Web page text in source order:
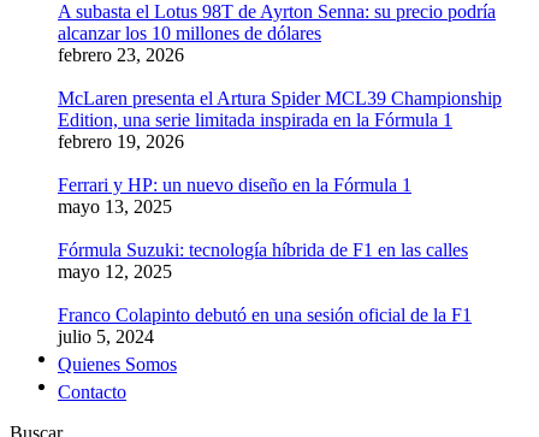
A subasta el Lotus 98T de Ayrton Senna: su precio podría
alcanzar los 10 millones de dólares
febrero 23, 2026
McLaren presenta el Artura Spider MCL39 Championship
Edition, una serie limitada inspirada en la Fórmula 1
febrero 19, 2026
Ferrari y HP: un nuevo diseño en la Fórmula 1
mayo 13, 2025
Fórmula Suzuki: tecnología híbrida de F1 en las calles
mayo 12, 2025
Franco Colapinto debutó en una sesión oficial de la F1
julio 5, 2024
Quienes Somos
Contacto
Buscar